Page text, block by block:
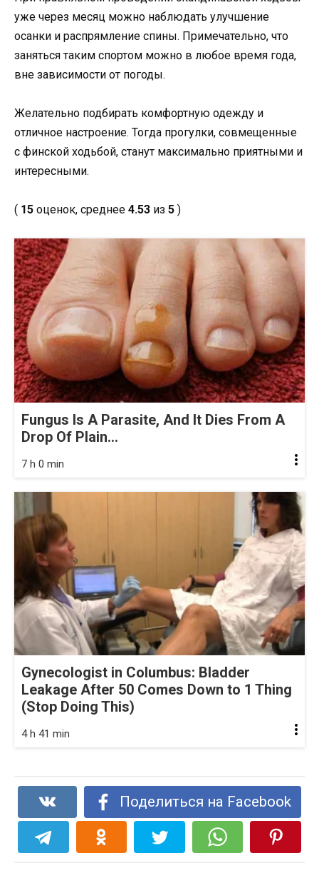
уже через месяц можно наблюдать улучшение
осанки и распрямление спины. Примечательно, что
заняться таким спортом можно в любое время года,
вне зависимости от погоды.
Желательно подбирать комфортную одежду и
отличное настроение. Тогда прогулки, совмещенные
с финской ходьбой, станут максимально приятными и
интересными.
( 15 оценок, среднее 4.53 из 5 )
Fungus Is A Parasite, And It Dies From A
Drop Of Plain...
7 h 0 min
Gynecologist in Columbus: Bladder
Leakage After 50 Comes Down to 1 Thing
(Stop Doing This)
4 h 41 min
Поделиться на Facebook